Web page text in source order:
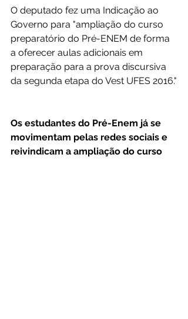
O deputado fez uma Indicação ao
Governo para "ampliação do curso
preparatório do Pré-ENEM de forma
a oferecer aulas adicionais em
preparação para a prova discursiva
da segunda etapa do Vest UFES 2016."
Os estudantes do Pré-Enem já se
movimentam pelas redes sociais e
reivindicam a ampliação do curso